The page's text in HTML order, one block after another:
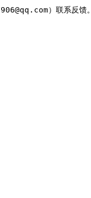
）联系反馈。